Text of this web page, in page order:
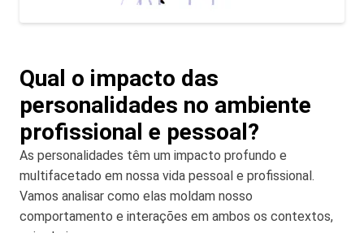
Qual o impacto das
personalidades no ambiente
profissional e pessoal?
As personalidades têm um impacto profundo e
multifacetado em nossa vida pessoal e profissional.
Vamos analisar como elas moldam nosso
comportamento e interações em ambos os contextos,